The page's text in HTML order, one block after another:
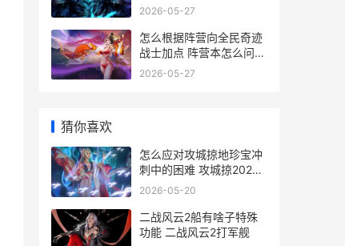
将 少年三国志2武将升星
2026-05-27
怎么根据阵营向全民奇迹
战士加点 阵营本怎么问问
题
2026-05-27
猜你喜欢
怎么应对攻城掠地珍宝冲
刺中的困难 攻城掠202副
本怎么打
2026-05-20
二战风云2船有啥子特殊
功能 二战风云2打军舰